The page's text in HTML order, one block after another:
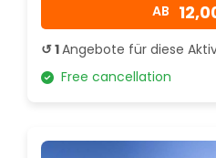
AB
↺ 1Angebote für diese
Free cancellation